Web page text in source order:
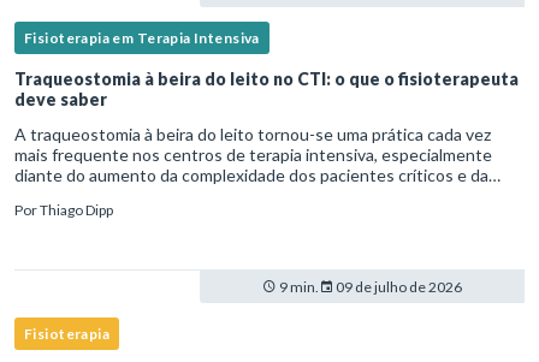
Fisioterapia em Terapia Intensiva
Traqueostomia à beira do leito no CTI: o que o fisioterapeuta
deve saber
A traqueostomia à beira do leito tornou-se uma prática cada vez
mais frequente nos centros de terapia intensiva, especialmente
diante do aumento da complexidade dos pacientes críticos e da
PorThiago Dipp
9 min. 09 de julho de 2026
Fisioterapia